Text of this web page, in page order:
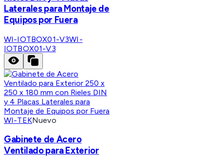
Laterales para Montaje de
Equipos por Fuera
WI-IOTBOX01-V3WI-
IOTBOX01-V3
WI-TEKNuevo
Gabinete de Acero
Ventilado para Exterior